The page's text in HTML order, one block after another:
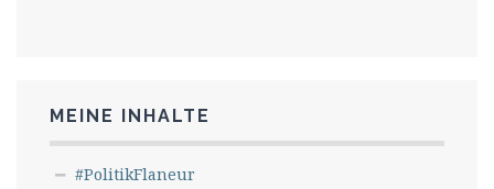
MEINE INHALTE
#PolitikFlaneur